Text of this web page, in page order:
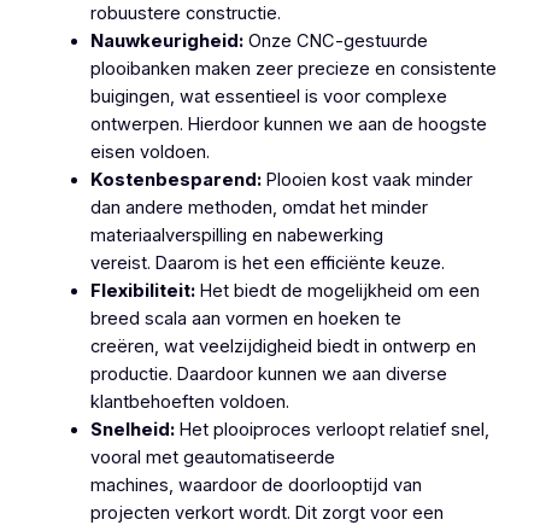
robuustere constructie.
Nauwkeurigheid:Onze CNC-gestuurde
plooibanken maken zeer precieze en consistente
buigingen, wat essentieel is voor complexe
ontwerpen. Hierdoor kunnen we aan de hoogste
eisen voldoen.
Kostenbesparend:Plooien kost vaak minder
dan andere methoden, omdat het minder
materiaalverspilling en nabewerking
vereist. Daarom is het een efficiënte keuze.
Flexibiliteit:Het biedt de mogelijkheid om een
breed scala aan vormen en hoeken te
creëren, wat veelzijdigheid biedt in ontwerp en
productie. Daardoor kunnen we aan diverse
klantbehoeften voldoen.
Snelheid:Het plooiproces verloopt relatief snel,
vooral met geautomatiseerde
machines, waardoor de doorlooptijd van
projecten verkort wordt. Dit zorgt voor een